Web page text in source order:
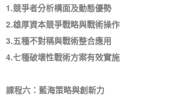
1.競爭者分析構面及動態優勢
2.雄厚資本競爭戰略與戰術操作
3.五種不對稱與戰術整合應用
4.七種破壞性戰術方案有效實施
課程六：藍海策略與創新力